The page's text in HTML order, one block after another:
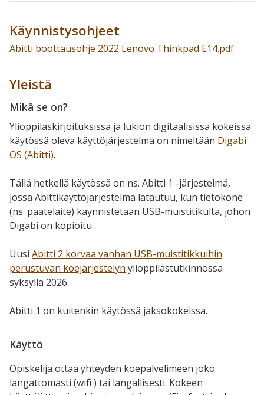
Käynnistysohjeet
Abitti boottausohje 2022 Lenovo Thinkpad E14.pdf
Yleistä
Mikä se on?
Ylioppilaskirjoituksissa ja lukion digitaalisissa kokeissa
käytössä oleva käyttöjärjestelmä on nimeltään Digabi
OS (Abitti).
Tällä hetkellä käytössä on ns. Abitti 1 -järjestelmä,
jossa Abittikäyttöjärjestelmä latautuu, kun tietokone
(ns. päätelaite) käynnistetään USB-muistitikulta, johon
Digabi on kopioitu.
Uusi Abitti 2 korvaa vanhan USB-muistitikkuihin
perustuvan koejärjestelyn ylioppilastutkinnossa
syksyllä 2026.
Abitti 1 on kuitenkin käytössä jaksokokeissa.
Käyttö
Opiskelija ottaa yhteyden koepalvelimeen joko
langattomasti (wifi ) tai langallisesti. Kokeen